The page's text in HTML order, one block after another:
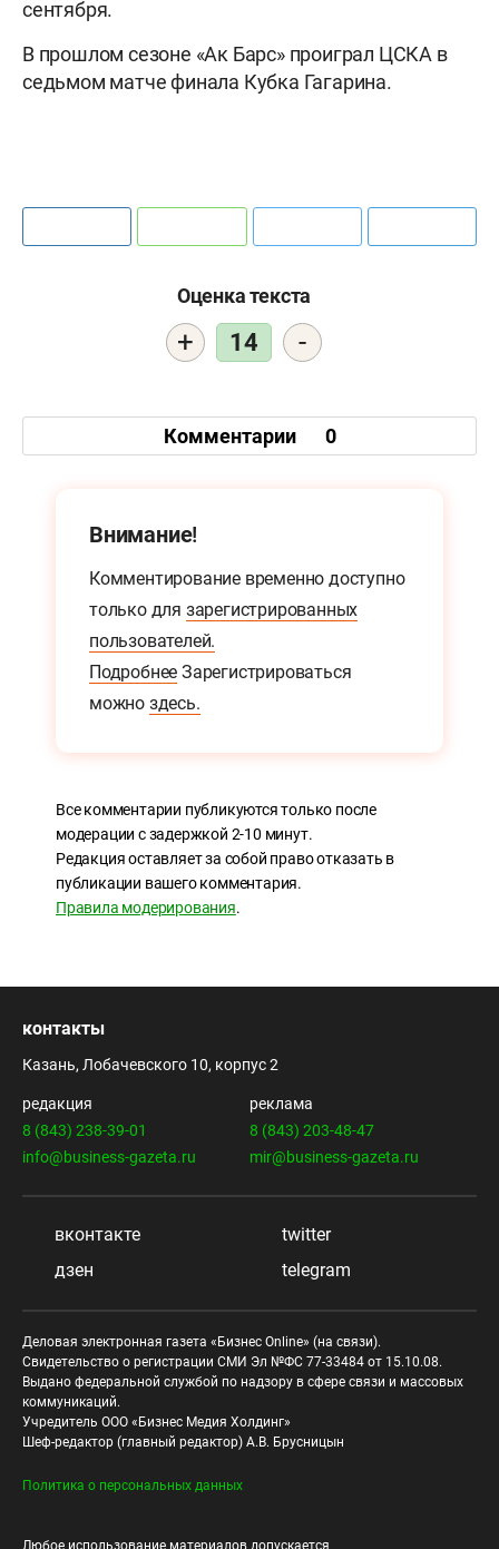
сентября.
В прошлом сезоне «Ак Барс» проиграл ЦСКА в
седьмом матче финала Кубка Гагарина.
Оценка текста
+ 14 -
Комментарии 0
Внимание!
Комментирование временно доступно
только для зарегистрированных
пользователей.
Подробнее Зарегистрироваться
можно здесь.
Все комментарии публикуются только после
модерации с задержкой 2-10 минут.
Редакция оставляет за собой право отказать в
публикации вашего комментария.
Правила модерирования.
контакты
Казань, Лобачевского 10, корпус 2
редакция
8 (843) 238-39-01
info@business-gazeta.ru
реклама
8 (843) 203-48-47
mir@business-gazeta.ru
вконтакте
twitter
дзен
telegram
Деловая электронная газета «Бизнес Online» (на связи).
Свидетельство о регистрации СМИ Эл №ФС 77-33484 от 15.10.08.
Выдано федеральной службой по надзору в сфере связи и массовых
коммуникаций.
Учредитель ООО «Бизнес Медия Холдинг»
Шеф-редактор (главный редактор) А.В. Брусницын
Политика о персональных данных